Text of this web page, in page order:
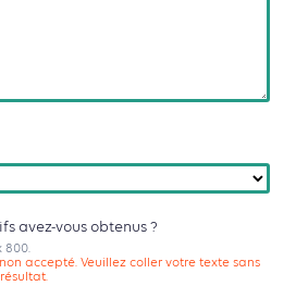
avez-vous obtenus ?
800.
accepté. Veuillez coller votre texte sans